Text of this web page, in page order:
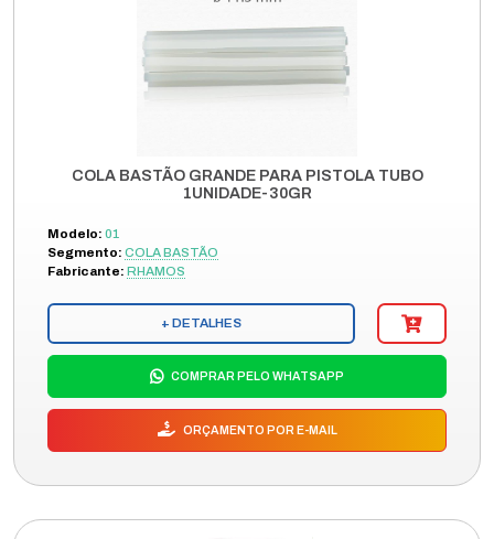
COLA BASTÃO GRANDE PARA PISTOLA TUBO
1UNIDADE-30GR
Modelo: 01
Segmento: COLA BASTÃO
Fabricante: RHAMOS
+ DETALHES
COMPRAR PELO WHATSAPP
ORÇAMENTO POR E-MAIL